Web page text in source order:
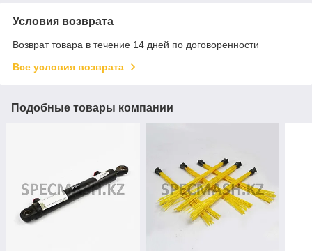
Условия возврата
Возврат товара в течение 14 дней по договоренности
Все условия возврата
Подобные товары компании